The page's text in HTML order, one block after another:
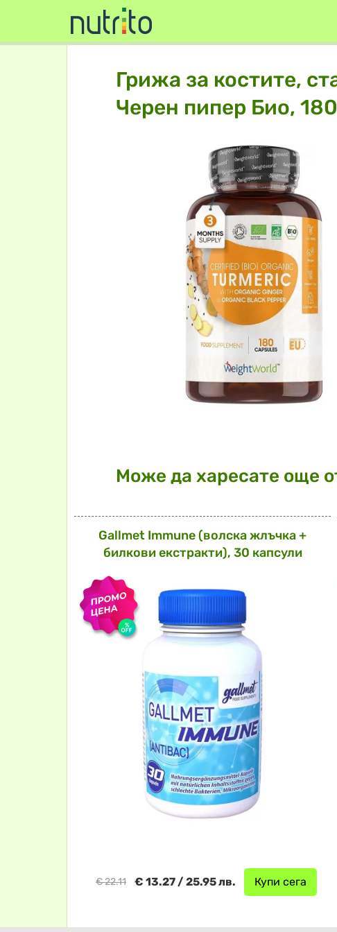
Грижа за костите,
Черен пипер Био,
Може да харесате още
Gallmet Immune (волска жлъчка +
билкови екстракти), 30 капсули
Купи сега
€ 13.27 / 25.95 лв.
€ 22.11